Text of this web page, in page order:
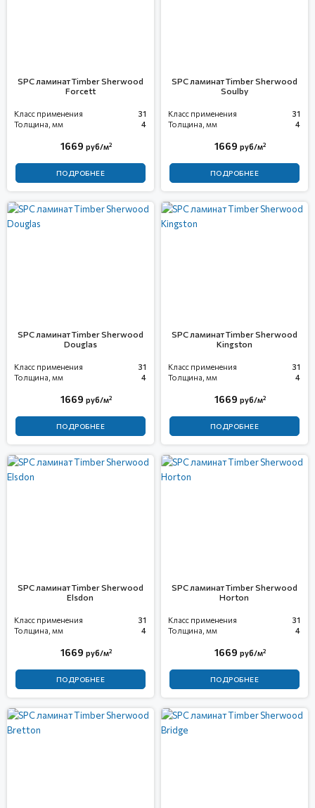
SPC ламинат Timber Sherwood
Forcett
Класс применения
31
Толщина, мм
4
1669 руб/м2
ПОДРОБНЕЕ
SPC ламинат Timber Sherwood
Soulby
Класс применения
31
Толщина, мм
4
1669 руб/м2
ПОДРОБНЕЕ
SPC ламинат Timber Sherwood
Douglas
Класс применения
31
Толщина, мм
4
1669 руб/м2
ПОДРОБНЕЕ
SPC ламинат Timber Sherwood
Kingston
Класс применения
31
Толщина, мм
4
1669 руб/м2
ПОДРОБНЕЕ
SPC ламинат Timber Sherwood
Elsdon
Класс применения
31
Толщина, мм
4
1669 руб/м2
ПОДРОБНЕЕ
SPC ламинат Timber Sherwood
Horton
Класс применения
31
Толщина, мм
4
1669 руб/м2
ПОДРОБНЕЕ